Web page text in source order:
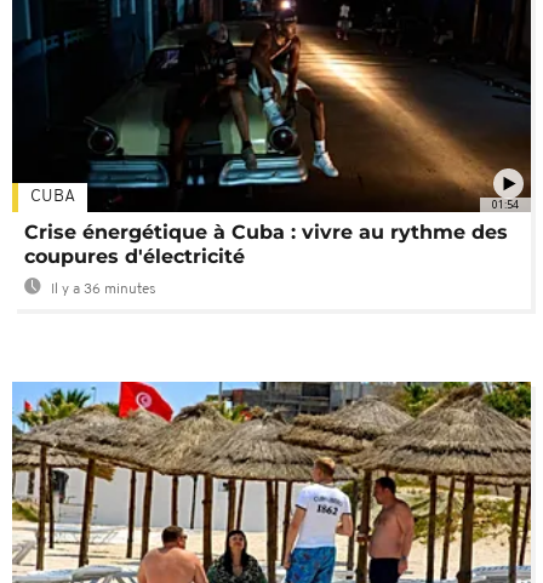
01:54
CUBA
Crise énergétique à Cuba : vivre au rythme des
coupures d'électricité
Il y a 36 minutes